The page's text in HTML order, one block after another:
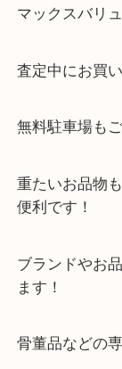
兵庫のお客様
未開封品の調
以前にも同
買取ブログ
いうことでお